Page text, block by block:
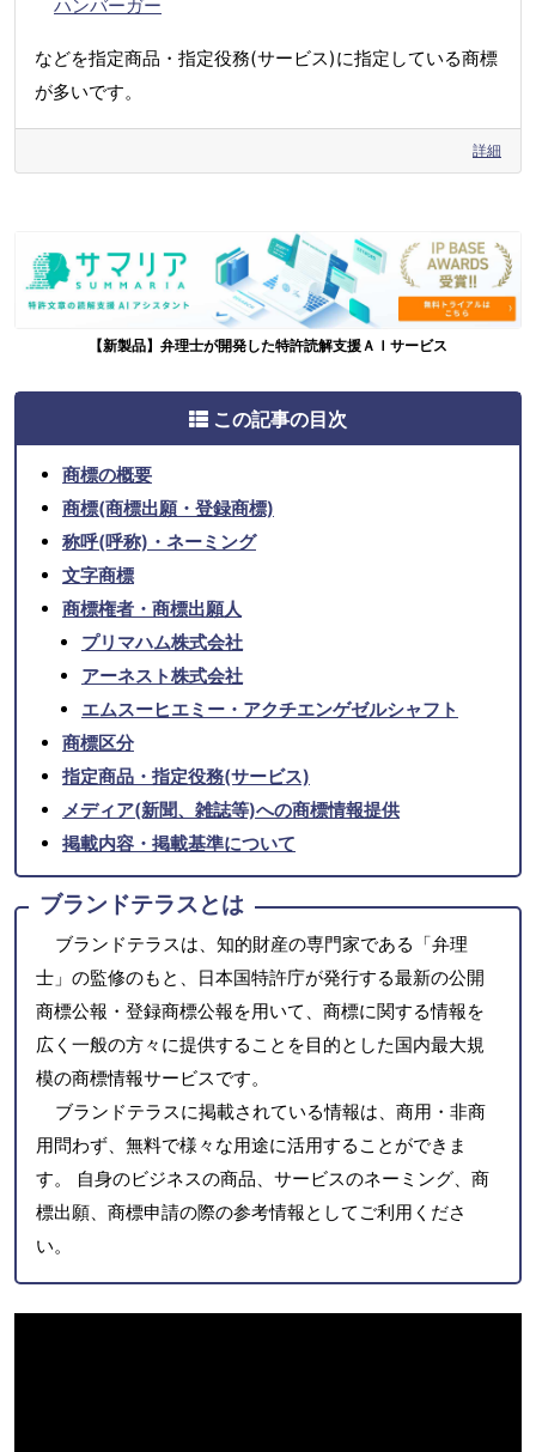
ハンバーガー
などを指定商品・指定役務(サービス)に指定している商標
が多いです。
詳細
【新製品】弁理士が開発した特許読解支援ＡＩサービス
この記事の目次
商標の概要
商標(商標出願・登録商標)
称呼(呼称)・ネーミング
文字商標
商標権者・商標出願人
プリマハム株式会社
アーネスト株式会社
エムスーヒエミー・アクチエンゲゼルシャフト
商標区分
指定商品・指定役務(サービス)
メディア(新聞、雑誌等)への商標情報提供
掲載内容・掲載基準について
ブランドテラスとは
ブランドテラスは、知的財産の専門家である「弁理
士」の監修のもと、日本国特許庁が発行する最新の公開
商標公報・登録商標公報を用いて、商標に関する情報を
広く一般の方々に提供することを目的とした国内最大規
模の商標情報サービスです。
ブランドテラスに掲載されている情報は、商用・非商
用問わず、無料で様々な用途に活用することができま
す。 自身のビジネスの商品、サービスのネーミング、商
標出願、商標申請の際の参考情報としてご利用くださ
い。